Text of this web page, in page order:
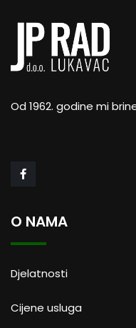
Od 1962. godine mi
O NAMA
Djelatnosti
Cijene usluga